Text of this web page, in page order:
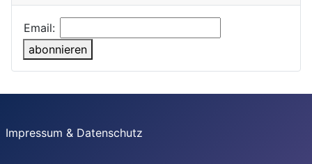
Email:
abonnieren
Impressum & Datenschutz